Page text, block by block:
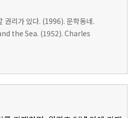
권리가 있다. (1996). 문학동네.
the Sea. (1952). Charles